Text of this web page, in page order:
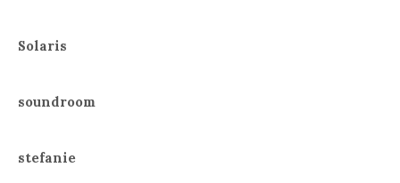
Solaris
soundroom
stefanie